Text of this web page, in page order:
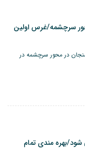
سرچشمه/غرس اولین
در محور سرچشمه در
بهره مندی تمام